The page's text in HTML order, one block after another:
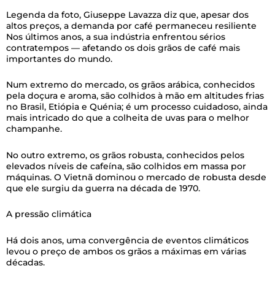
Legenda da foto, Giuseppe Lavazza diz que, apesar dos
altos preços, a demanda por café permaneceu resiliente
Nos últimos anos, a sua indústria enfrentou sérios
contratempos — afetando os dois grãos de café mais
importantes do mundo.
Num extremo do mercado, os grãos arábica, conhecidos
pela doçura e aroma, são colhidos à mão em altitudes frias
no Brasil, Etiópia e Quénia; é um processo cuidadoso, ainda
mais intricado do que a colheita de uvas para o melhor
champanhe.
No outro extremo, os grãos robusta, conhecidos pelos
elevados níveis de cafeína, são colhidos em massa por
máquinas. O Vietnã dominou o mercado de robusta desde
que ele surgiu da guerra na década de 1970.
A pressão climática
Há dois anos, uma convergência de eventos climáticos
levou o preço de ambos os grãos a máximas em várias
décadas.